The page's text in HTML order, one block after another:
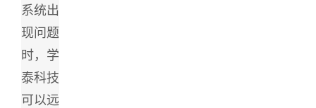
系统出
现问题
时，学
泰科技
可以远